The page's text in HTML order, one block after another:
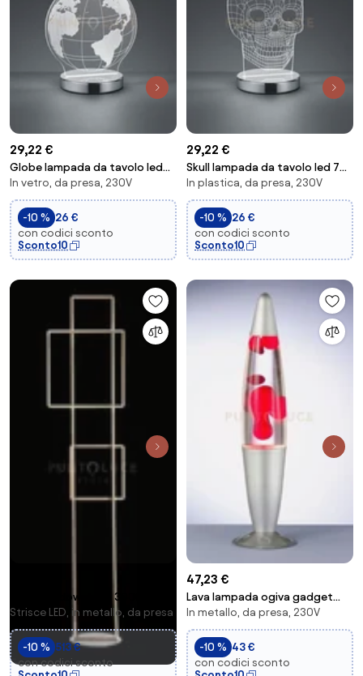
29,22 €
Globe lampada da tavolo led
7w 600lm, 3000+4000+6500k
mondo con var...
In vetro, da presa, 230V
-10 % 26 €
con codici sconto
Sconto10
29,22 €
Skull lampada da tavolo led 7w
600lm, 3000+4000+6500k
teschio con v...
In plastica, da presa, 230V
-10 % 26 €
con codici sconto
Sconto10
Piantana dowel oro 3000k 77w
3460lm h.166cm dimmerabile
Strisce LED, in metallo, da presa
-10 % 513 €
con codici sconto
47,23 €
Lava lampada ogiva gadget
alluminio + rosso h.41cm
In metallo, da presa, 230V
-10 % 43 €
con codici sconto